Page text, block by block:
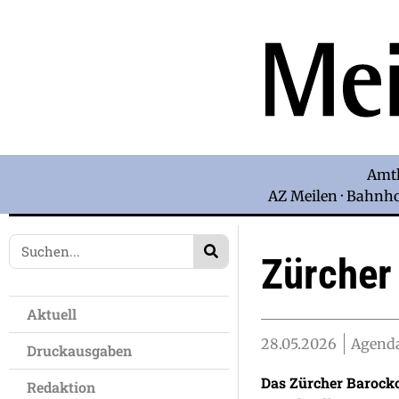
AZ Meilen ·
Aktuell
Druckausgaben
Redaktion
28.05.2026
Das Zürcher